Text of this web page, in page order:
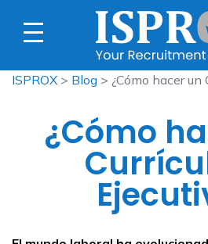
ISPROX > Blog > ¿Cómo hacer un
¿Cómo